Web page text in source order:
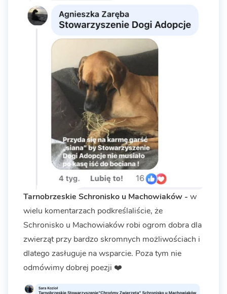
Tarnobrzeskie Schronisko u Machowiaków - w
wielu komentarzach podkreślaliście, że
Schronisko u Machowiaków robi ogrom dobra dla
zwierząt przy bardzo skromnych możliwościach i
dlatego zasługuje na wsparcie. Poza tym nie
odmówimy dobrej poezji ❤️